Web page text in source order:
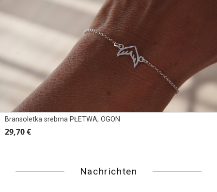
Bransoletka srebrna PŁETWA, OGON
29,70 €
Nachrichten